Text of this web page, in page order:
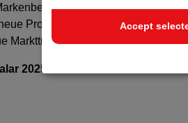
Accept
Produkte
Markttrends
2025: